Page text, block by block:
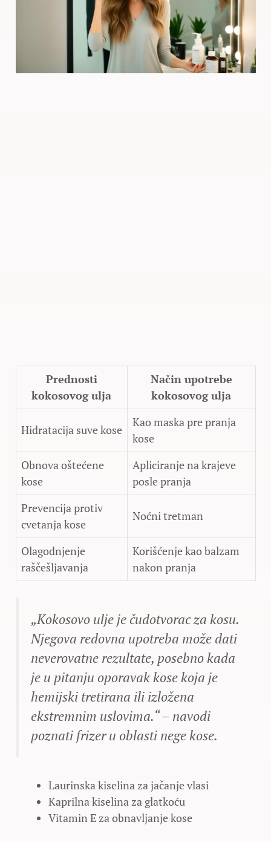
Prednosti
kokosovog ulja
Način upotrebe
kokosovog ulja
Hidratacija suve kose
Kao maska pre pranja
kose
Obnova oštećene
kose
Apliciranje na krajeve
posle pranja
Prevencija protiv
cvetanja kose
Noćni tretman
Olagodnjenje
raščešljavanja
Korišćenje kao balzam
nakon pranja
„Kokosovo ulje je čudotvorac za kosu.
Njegova redovna upotreba može dati
neverovatne rezultate, posebno kada
je u pitanju oporavak kose koja je
hemijski tretirana ili izložena
ekstremnim uslovima.“ – navodi
poznati frizer u oblasti nege kose.
Laurinska kiselina za jačanje vlasi
Kaprilna kiselina za glatkoću
Vitamin E za obnavljanje kose